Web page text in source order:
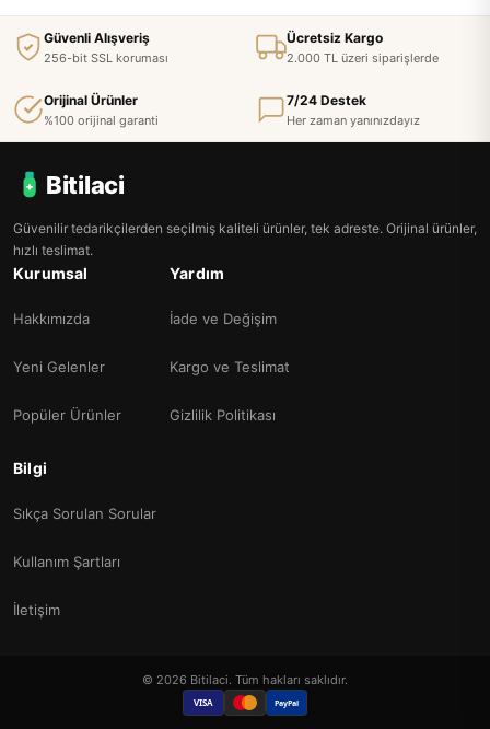
Güvenli Alışveriş
256-bit SSL koruması
Ücretsiz Kargo
2.000 TL üzeri siparişlerde
Orijinal Ürünler
%100 orijinal garanti
7/24 Destek
Her zaman yanınızdayız
Bitilaci
Güvenilir tedarikçilerden seçilmiş kaliteli ürünler, tek adreste. Orijinal ürünler,
hızlı teslimat.
Kurumsal
Hakkımızda
Yeni Gelenler
Popüler Ürünler
Yardım
İade ve Değişim
Kargo ve Teslimat
Gizlilik Politikası
Bilgi
Sıkça Sorulan Sorular
Kullanım Şartları
İletişim
© 2026 Bitilaci. Tüm hakları saklıdır.
VISA PayPal